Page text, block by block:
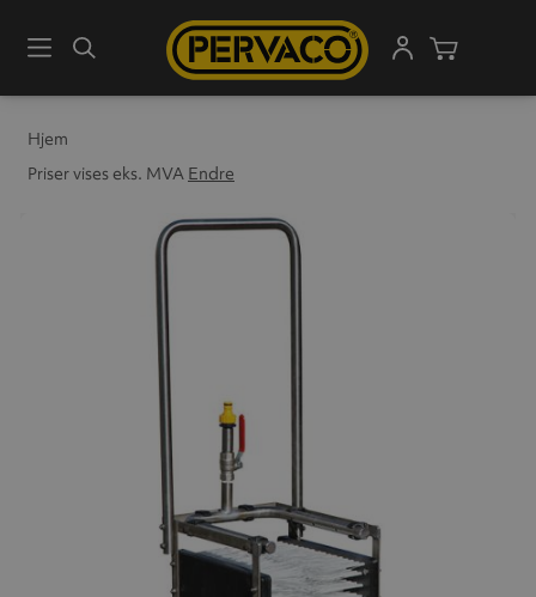
MenySøk
Hjem
Priser vises eks. MVA Endre